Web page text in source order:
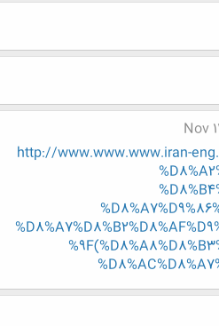
Nov
http://www.www.www.iran-